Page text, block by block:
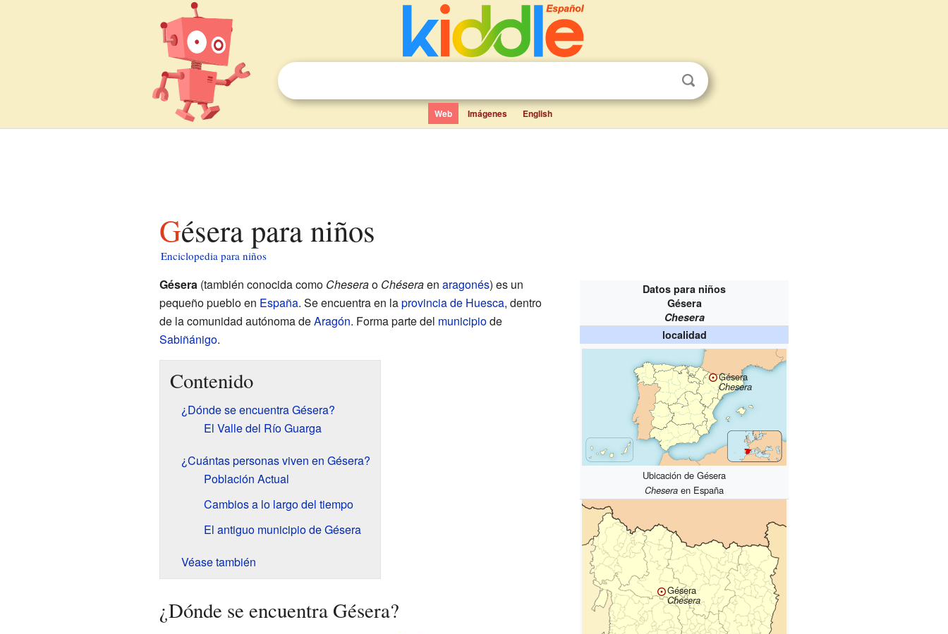
Web Imágenes English
Gésera para niños
Enciclopedia para niños
Datos para niños
Gésera
Chesera
localidad
Gésera
Chesera
Ubicación de Gésera
Chesera en España
Gésera
Chesera
Gésera(también conocida como Cheserao Chéseraen aragonés) es un
pequeño pueblo en España. Se encuentra en laprovincia de Huesca, dentro
de la comunidad autónoma deAragón. Forma parte del municipiode
Sabiñánigo.
Contenido
¿Dónde se encuentra Gésera?
El Valle del Río Guarga
¿Cuántas personas viven en Gésera?
Población Actual
Cambios a lo largo del tiempo
El antiguo municipio de Gésera
Véase también
¿Dónde se encuentra Gésera?